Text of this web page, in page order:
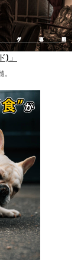
)」